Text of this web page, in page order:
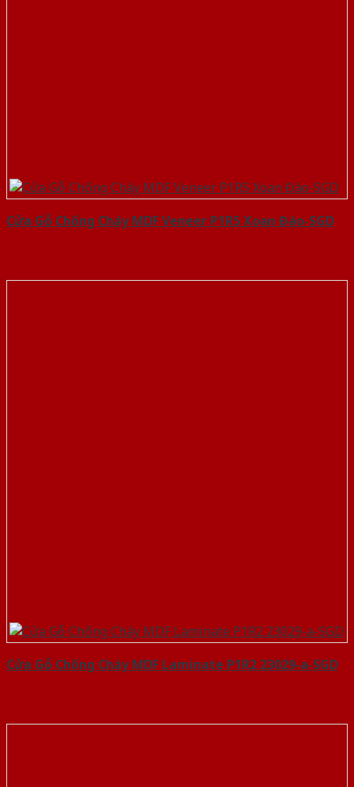
Cửa Gỗ Chống Cháy MDF Veneer P1R5 Xoan Đào-SGD
Cửa Gỗ Chống Cháy MDF Laminate P1R2 23029-a-SGD